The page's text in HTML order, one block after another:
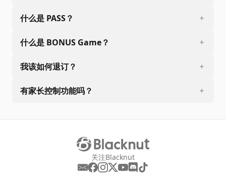
什么是 PASS？
什么是 BONUS Game？
我该如何退订？
有家长控制功能吗？
关注Blacknut